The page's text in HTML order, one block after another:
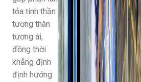
tỏa tinh thần
tương thân
tương ái,
đồng thời
khẳng định
định hướng